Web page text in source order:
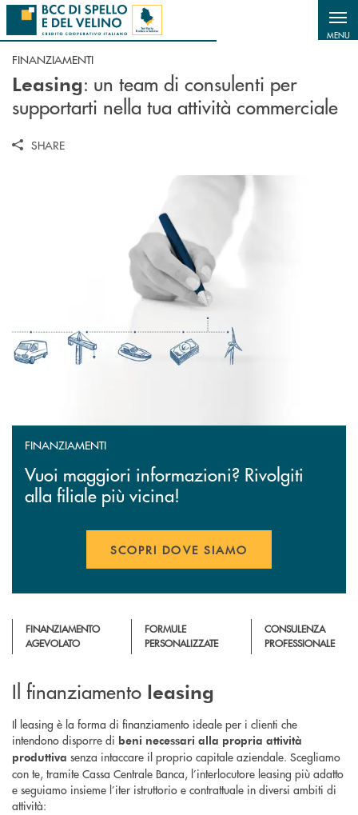
Salta al contenuto principale
MENU
FINANZIAMENTI
Leasing: un team di consulenti per
supportarti nella tua attività commerciale
SHARE
FINANZIAMENTI
Vuoi maggiori informazioni? Rivolgiti
alla filiale più vicina!
SCOPRI DOVE SIAMO
FINANZIAMENTO
AGEVOLATO
FORMULE
PERSONALIZZATE
CONSULENZA
PROFESSIONALE
Il finanziamento leasing
Il leasing è la forma di finanziamento ideale per i clienti che
intendono disporre di beni necessari alla propria attività
produttiva senza intaccare il proprio capitale aziendale. Scegliamo
con te, tramite Cassa Centrale Banca, l’interlocutore leasing più adatto
e seguiamo insieme l’iter istruttorio e contrattuale in diversi ambiti di
attività: